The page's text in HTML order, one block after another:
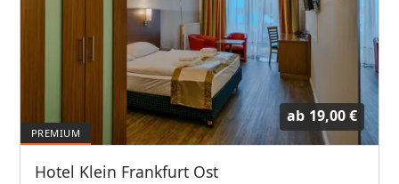
ab 19,00 €
Hotel Klein Frankfurt Ost